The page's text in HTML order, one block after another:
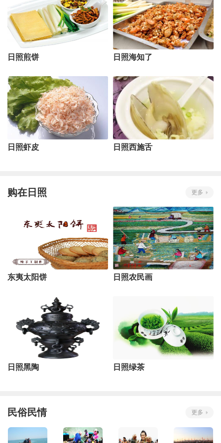
日照煎饼 日照海知了
日照虾皮 日照西施舌
购在日照 更多
东夷太阳饼 日照农民画
日照黑陶 日照绿茶
民俗民情 更多